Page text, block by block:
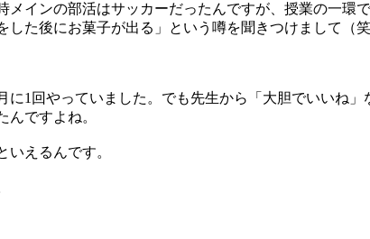
インの部活はサッカーだったんですが、授業の一環
た後にお菓子が出る」という噂を聞きつけまして（笑
1回やっていました。でも先生から「大胆でいいね
ですよね。
えるんです。